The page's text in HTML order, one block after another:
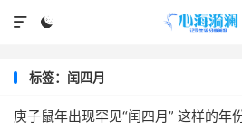


标签：闰四月
庚子鼠年出现罕见“闰四月” 这样的年